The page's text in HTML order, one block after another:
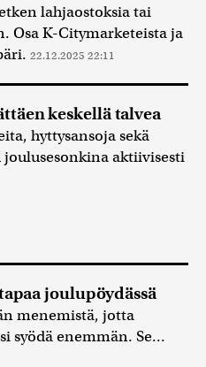
lahjaostoksia tai
Osa K-Citymarketeista ja
22.12.2025 22:11
keskellä talvea
hyttysansoja sekä
aktiivisesti
joulupöydässä
menemistä, jotta
syödä enemmän. Se...